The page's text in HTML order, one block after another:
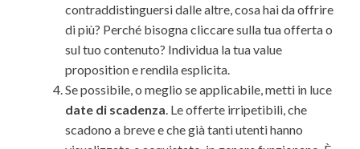
contraddistinguersi dalle altre, cosa hai da offrire
di più? Perché bisogna cliccare sulla tua offerta o
sul tuo contenuto? Individua la tua value
proposition e rendila esplicita.
Se possibile, o meglio se applicabile, metti in luce
date di scadenza. Le offerte irripetibili, che
scadono a breve e che già tanti utenti hanno